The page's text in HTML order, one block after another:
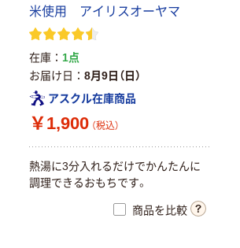
米使用 アイリスオーヤマ
在庫
1点
お届け日
8月9日（日）
アスクル在庫商品
￥1,900 （税込）
熱湯に3分入れるだけでかんたんに
調理できるおもちです。
商品を比較